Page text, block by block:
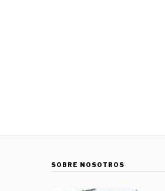
SOBRE NOSOTROS